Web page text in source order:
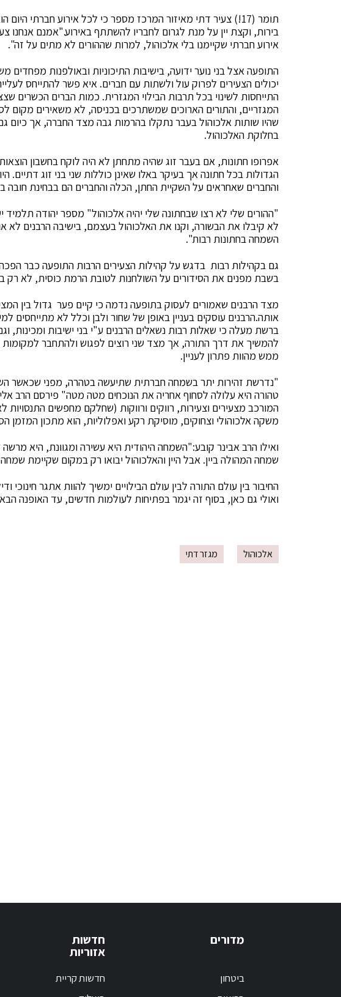
תומר (17!) צעיר דתי מאיזור המרכז מספר כי לכל אירוע חברתי
בירות, וקצת יין על מנת לגרום לחבריו להשתתף באירוע."אמנם
אירוע חברתי שקיימנו בלי אלכוהול, למרות שההורים לא מתים על זה".
התופעה אצל בני נוער ידועה, בישיבות התיכוניות ובאולפנות מפחדים
יכולים הצעירים לפרוק עול ולשתות עם חברים. איא פשר להתייחס
התייחסות לשינוי בכל תרבות הבילוי המגזרית. כמות הברים הכשרים
המגזריים, והתורים הארוכים שמשתרכים בכניסה, לא משאירים מקום
שהיו שותות אלכוהול בעבר נתקלו בהרמות גבה מצד החברה, אך כיום
בחלוקת האלכוהול.
אפרופו חתונות, אם בעבר זוג שהיה מתחתן לא היה לוקח בחשבון
הגדולות בכל חתונה אך בעיקר באלו שאינן כוללות שני בני זוג דתיים.
והחברים שאחראים על השקיית החתן, הכלה והחברים הם בבחינת חובה
"ההורים שלי לא רצו שבחתונה שלי יהיה אלכוהול" מספר יהודה
לא קיבלו את הבשורה, וקנו את האלכוהול בעצמם, בישיבה הרבנים
השמחה בחתונות רבות".
גם בקהילות רבות בדגש על קהילות הצעירים הרבות התופעה כבר
בשבת מפנים את הסידורים על השולחנות לטובת הרמת כוסית, לא רק
מצד הרבנים שאמורים לעסוק בתופעה נדמה כי קיים פער גדול בין
אותה.הרבנים עוסקים בעניין באופן של שחור ולבן וכלל לא מתייחסים
ברשת מעלה כי שאלות רבות נשאלים הרבנים ע"י בני ישיבות ומכינות,
להמשיך את דרך התורה, אך מצד שני רוצים לפגוש ולהתחבר למקומות
ממש מהוות פתרון לעניין.
"נדרשת זהירות יתר בשמחה חברתית שתיעשה בטהרה, מפני שכאשר
טהורה היא עלולה לסחוף אחריה את הנוכחים מטה מטה" פירסם הרב
המורכב מצעירים וצעירות, רווקים ורווקות (שחלקם מחפשים התנסויות
משקה אלכוהולי וצחוקים, מוסיקת רקע ואפלוליות, הוא מתכון המזמן
ואילו הרב אבינר קובע:"השמחה היהודית היא עשירה ומגוונת, היא
שמחה המהולה ביין. אבל היין והאלכוהול יבואו רק במקום שקיימת
החיבור בין עולם התורה לבין עולם הבילויים ימשיך להוות אתגר חינוכי
ואולי גם כאן, בסוף זה יגמר בפתיחות לעולמות חדשים, עד האופנה
אלכוהול מגזר דתי
מדורים
ביטחון
חדשות
אזוריות
חדשות קריית